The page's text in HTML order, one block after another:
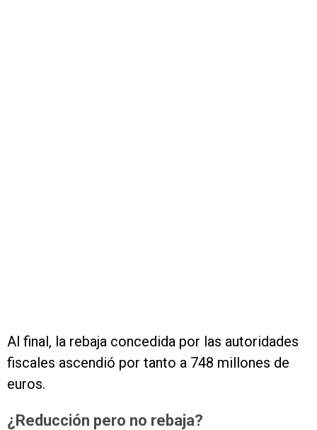
Al final, la rebaja concedida por las autoridades
fiscales ascendió por tanto a 748 millones de
euros.
¿Reducción pero no rebaja?